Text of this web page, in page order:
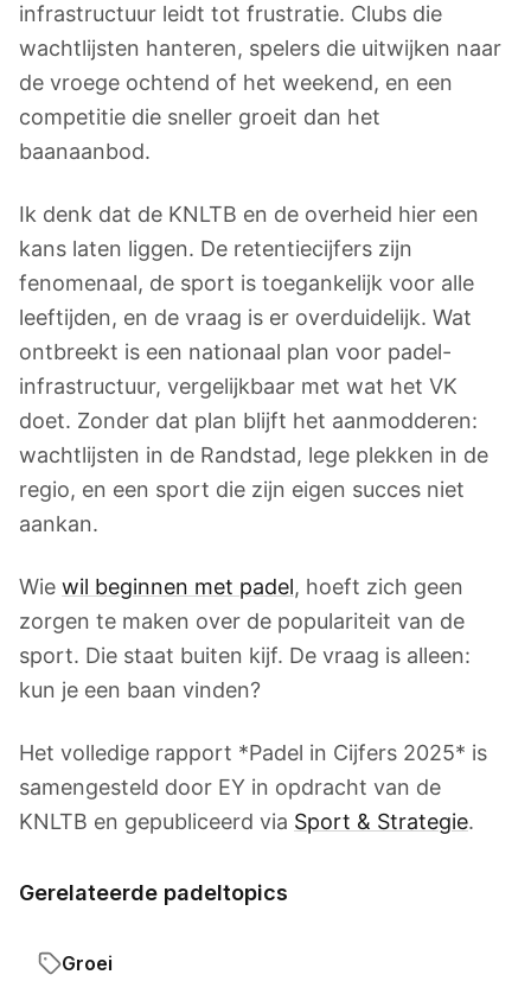
infrastructuur leidt tot frustratie. Clubs die
wachtlijsten hanteren, spelers die uitwijken naar
de vroege ochtend of het weekend, en een
competitie die sneller groeit dan het
baanaanbod.
Ik denk dat de KNLTB en de overheid hier een
kans laten liggen. De retentiecijfers zijn
fenomenaal, de sport is toegankelijk voor alle
leeftijden, en de vraag is er overduidelijk. Wat
ontbreekt is een nationaal plan voor padel-
infrastructuur, vergelijkbaar met wat het VK
doet. Zonder dat plan blijft het aanmodderen:
wachtlijsten in de Randstad, lege plekken in de
regio, en een sport die zijn eigen succes niet
aankan.
Wie wil beginnen met padel, hoeft zich geen
zorgen te maken over de populariteit van de
sport. Die staat buiten kijf. De vraag is alleen:
kun je een baan vinden?
Het volledige rapport *Padel in Cijfers 2025* is
samengesteld door EY in opdracht van de
KNLTB en gepubliceerd via Sport & Strategie.
Gerelateerde padeltopics
Groei